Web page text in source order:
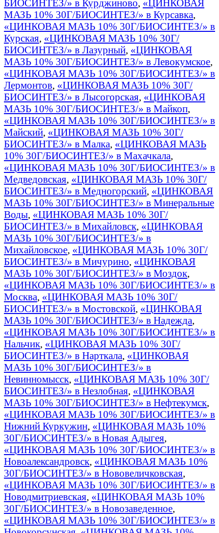
БИОСИНТЕЗ/» в Курджиново, «ЦИНКОВАЯ
МАЗЬ 10% 30Г/БИОСИНТЕЗ/» в Курсавка,
«ЦИНКОВАЯ МАЗЬ 10% 30Г/БИОСИНТЕЗ/» в
Курская, «ЦИНКОВАЯ МАЗЬ 10% 30Г/
БИОСИНТЕЗ/» в Лазурный, «ЦИНКОВАЯ
МАЗЬ 10% 30Г/БИОСИНТЕЗ/» в Левокумское,
«ЦИНКОВАЯ МАЗЬ 10% 30Г/БИОСИНТЕЗ/» в
Лермонтов, «ЦИНКОВАЯ МАЗЬ 10% 30Г/
БИОСИНТЕЗ/» в Лысогорская, «ЦИНКОВАЯ
МАЗЬ 10% 30Г/БИОСИНТЕЗ/» в Майкоп,
«ЦИНКОВАЯ МАЗЬ 10% 30Г/БИОСИНТЕЗ/» в
Майский, «ЦИНКОВАЯ МАЗЬ 10% 30Г/
БИОСИНТЕЗ/» в Малка, «ЦИНКОВАЯ МАЗЬ
10% 30Г/БИОСИНТЕЗ/» в Махачкала,
«ЦИНКОВАЯ МАЗЬ 10% 30Г/БИОСИНТЕЗ/» в
Медведовская, «ЦИНКОВАЯ МАЗЬ 10% 30Г/
БИОСИНТЕЗ/» в Медногорский, «ЦИНКОВАЯ
МАЗЬ 10% 30Г/БИОСИНТЕЗ/» в Минеральные
Воды, «ЦИНКОВАЯ МАЗЬ 10% 30Г/
БИОСИНТЕЗ/» в Михайловск, «ЦИНКОВАЯ
МАЗЬ 10% 30Г/БИОСИНТЕЗ/» в
Михайловское, «ЦИНКОВАЯ МАЗЬ 10% 30Г/
БИОСИНТЕЗ/» в Мичурино, «ЦИНКОВАЯ
МАЗЬ 10% 30Г/БИОСИНТЕЗ/» в Моздок,
«ЦИНКОВАЯ МАЗЬ 10% 30Г/БИОСИНТЕЗ/» в
Москва, «ЦИНКОВАЯ МАЗЬ 10% 30Г/
БИОСИНТЕЗ/» в Мостовской, «ЦИНКОВАЯ
МАЗЬ 10% 30Г/БИОСИНТЕЗ/» в Надежда,
«ЦИНКОВАЯ МАЗЬ 10% 30Г/БИОСИНТЕЗ/» в
Нальчик, «ЦИНКОВАЯ МАЗЬ 10% 30Г/
БИОСИНТЕЗ/» в Нарткала, «ЦИНКОВАЯ
МАЗЬ 10% 30Г/БИОСИНТЕЗ/» в
Невинномысск, «ЦИНКОВАЯ МАЗЬ 10% 30Г/
БИОСИНТЕЗ/» в Незлобная, «ЦИНКОВАЯ
МАЗЬ 10% 30Г/БИОСИНТЕЗ/» в Нефтекумск,
«ЦИНКОВАЯ МАЗЬ 10% 30Г/БИОСИНТЕЗ/» в
Нижний Куркужин, «ЦИНКОВАЯ МАЗЬ 10%
30Г/БИОСИНТЕЗ/» в Новая Адыгея,
«ЦИНКОВАЯ МАЗЬ 10% 30Г/БИОСИНТЕЗ/» в
Новоалександровск, «ЦИНКОВАЯ МАЗЬ 10%
30Г/БИОСИНТЕЗ/» в Нововеличковская,
«ЦИНКОВАЯ МАЗЬ 10% 30Г/БИОСИНТЕЗ/» в
Новодмитриевская, «ЦИНКОВАЯ МАЗЬ 10%
30Г/БИОСИНТЕЗ/» в Новозаведенное,
«ЦИНКОВАЯ МАЗЬ 10% 30Г/БИОСИНТЕЗ/» в